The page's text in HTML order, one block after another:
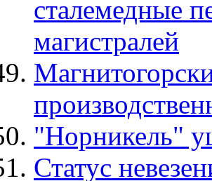
сталемедные
магистралей
"Норникель"
Статус